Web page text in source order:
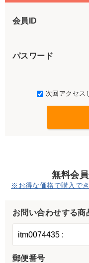
会員ID
パスワード
次回アクセス
無料会
※お得な価格で購入で
お問い合わせする商
郵便番号